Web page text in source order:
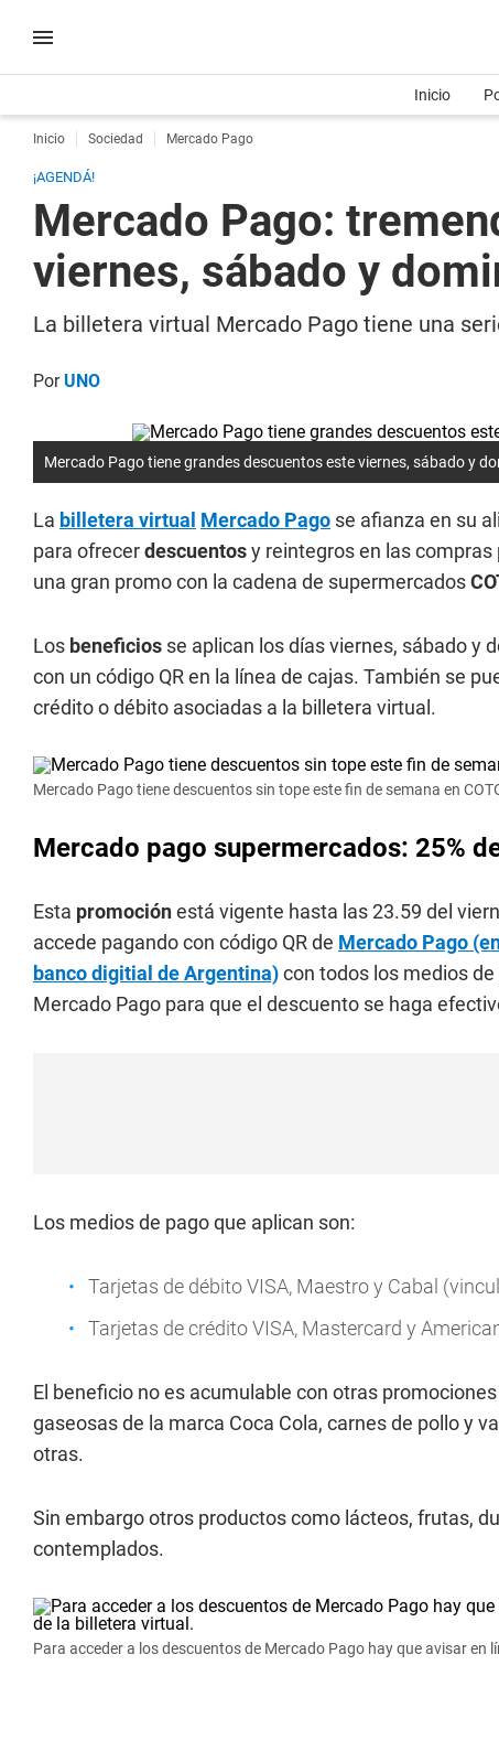
Inicio
Inicio Sociedad Mercado Pago
¡AGENDÁ!
Mercado Pago:
viernes, sábado y
La billetera virtual Mercado Pago tiene una
PorUNO
Mercado Pago tiene grandes descuentos este viernes, sábado y
La billetera virtual Mercado Pago se afianza en su
para ofrecerdescuentosy reintegros en las
una gran promo con la cadena de supermercados
Los beneficios se aplican los días viernes, sábado y
con un código QR en la línea de cajas. También se
crédito o débito asociadas a la billetera virtual.
Mercado Pago tiene descuentos sin tope este fin de semana en
Mercado pago supermercados: 25%
Esta promociónestá vigente hasta las 23.59 del
accede pagando con código QR de Mercado Pago
banco digitial de Argentina)con todos los medios
Mercado Pago para que el descuento se haga
Los medios de pago que aplican son:
Tarjetas de débito VISA, Maestro y Cabal
Tarjetas de crédito VISA, Mastercard y
El beneficio no es acumulable con otras
gaseosas de la marca Coca Cola, carnes de pollo y
otras.
Sin embargo otros productos como lácteos, frutas,
contemplados.
Para acceder a los descuentos de Mercado Pago hay que avisar en